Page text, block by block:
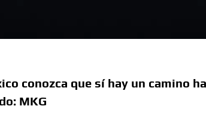
conozca que sí hay un camino
MKG